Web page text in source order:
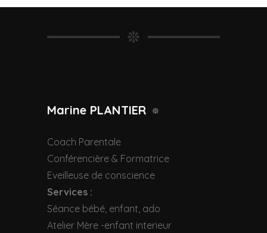
Marine PLANTIER
Coach Parentale
Conférencière & Formatrice
Eveilleuse de conscience
Services :
Séance bébé, enfant, ado
Atelier Mère -enfant interieur